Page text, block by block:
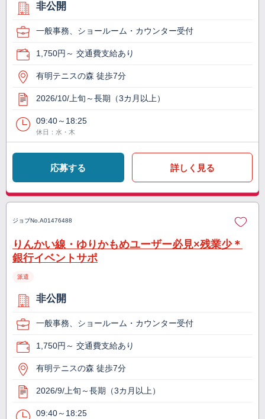
非公開
一般事務、ショールーム・カウンター受付
1,750円～ 交通費支給あり
有明テニスの森 徒歩7分
2026/10/上旬～長期（3カ月以上）
09:40～18:25
休日：水・木
応募する 詳しく見る
ジョブNo. A01476488
りんかい線・ゆりかもめユーザー必見×残業少＊
銀行イベントサポ
派遣
非公開
一般事務、ショールーム・カウンター受付
1,750円～ 交通費支給あり
有明テニスの森 徒歩7分
2026/9/上旬～長期（3カ月以上）
09:40～18:25